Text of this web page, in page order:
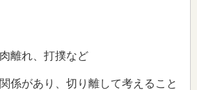
離れ、打撲など
係があり、切り離して考えること